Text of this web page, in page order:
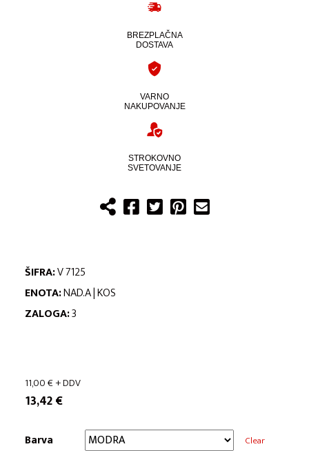
BREZPLAČNA
DOSTAVA
VARNO
NAKUPOVANJE
STROKOVNO
SVETOVANJE
ŠIFRA:V 7125
ENOTA:NAD.A | KOS
ZALOGA:3
11,00€+ DDV
13,42€
Barva Clear